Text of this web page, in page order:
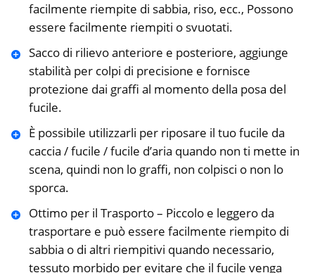
facilmente riempite di sabbia, riso, ecc., Possono
essere facilmente riempiti o svuotati.
Sacco di rilievo anteriore e posteriore, aggiunge
stabilità per colpi di precisione e fornisce
protezione dai graffi al momento della posa del
fucile.
È possibile utilizzarli per riposare il tuo fucile da
caccia / fucile / fucile d’aria quando non ti mette in
scena, quindi non lo graffi, non colpisci o non lo
sporca.
Ottimo per il Trasporto – Piccolo e leggero da
trasportare e può essere facilmente riempito di
sabbia o di altri riempitivi quando necessario,
tessuto morbido per evitare che il fucile venga